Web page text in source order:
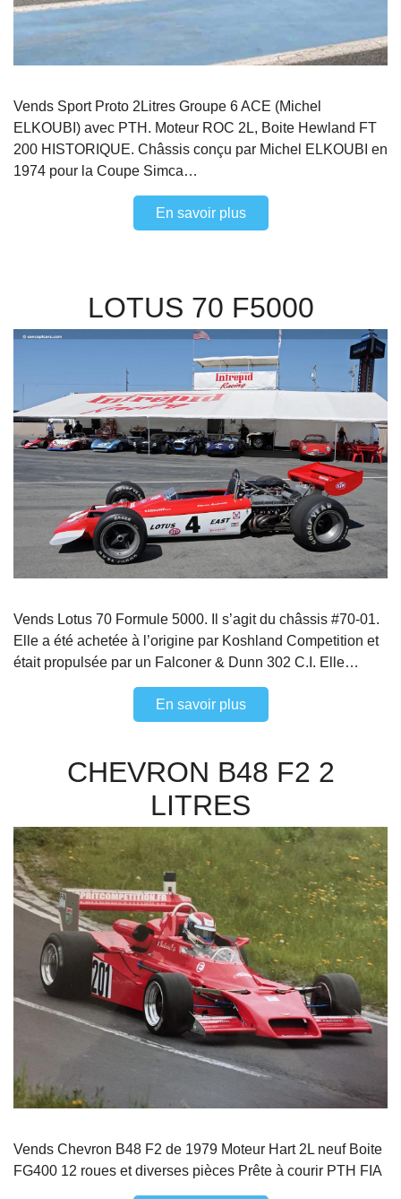
Vends Sport Proto 2Litres Groupe 6 ACE (Michel
ELKOUBI) avec PTH. Moteur ROC 2L, Boite Hewland FT
200 HISTORIQUE. Châssis conçu par Michel ELKOUBI en
1974 pour la Coupe Simca…
En savoir plus
LOTUS 70 F5000
Vends Lotus 70 Formule 5000. Il s’agit du châssis #70-01.
Elle a été achetée à l’origine par Koshland Competition et
était propulsée par un Falconer & Dunn 302 C.I. Elle…
En savoir plus
CHEVRON B48 F2 2
LITRES
Vends Chevron B48 F2 de 1979 Moteur Hart 2L neuf Boite
FG400 12 roues et diverses pièces Prête à courir PTH FIA